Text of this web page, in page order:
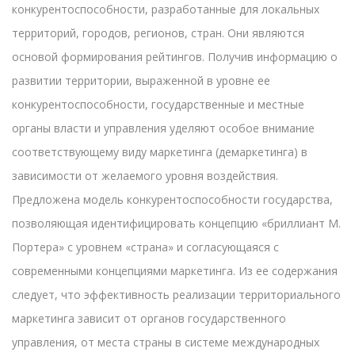
конкурентоспособности, разработанные для локальных
территорий, городов, регионов, стран. Они являются
основой формирования рейтингов. Получив информацию о
развитии территории, выраженной в уровне ее
конкурентоспособности, государственные и местные
органы власти и управления уделяют особое внимание
соответствующему виду маркетинга (демаркетинга) в
зависимости от желаемого уровня воздействия.
Предложена модель конкурентоспособности государства,
позволяющая идентифицировать концепцию «бриллиант М.
Портера» с уровнем «страна» и согласующаяся с
современными концепциями маркетинга. Из ее содержания
следует, что эффективность реализации территориального
маркетинга зависит от органов государственного
управления, от места страны в системе международных